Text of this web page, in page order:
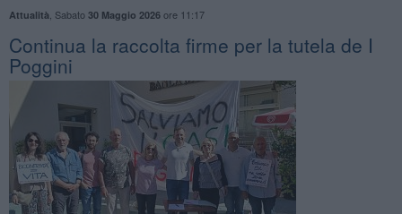
Attualità Sabato 30 Maggio 2026ore 11:17
Continua la raccolta firme per la tutela de I
Poggini